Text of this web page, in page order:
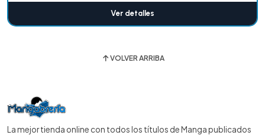
Ver detalles
VOLVER ARRIBA
La mejor tienda online con todos los títulos de Manga publicados